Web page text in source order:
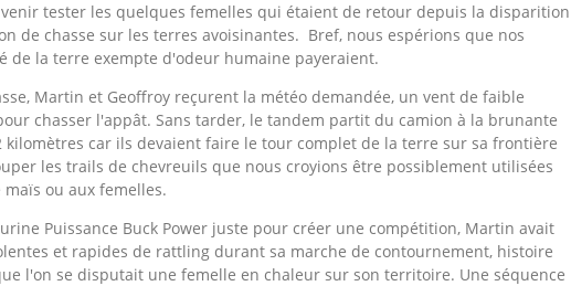
tester les quelques femelles qui étaient de retour depuis la disparition
de chasse sur les terres avoisinantes. Bref, nous espérions que nos
la terre exempte d'odeur humaine payeraient.
Martin et Geoffroy reçurent la météo demandée, un vent de faible
chasser l'appât. Sans tarder, le tandem partit du camion à la brunante
car ils devaient faire le tour complet de la terre sur sa frontière
les trails de chevreuils que nous croyions être possiblement utilisées
ou aux femelles.
Puissance Buck Power juste pour créer une compétition, Martin avait
et rapides de rattling durant sa marche de contournement, histoire
l'on se disputait une femelle en chaleur sur son territoire. Une séquence